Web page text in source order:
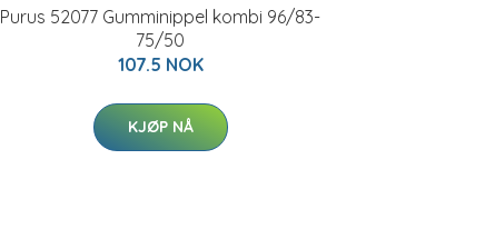
Purus 52077 Gumminippel kombi 96/83-
75/50
107.5 NOK
KJØP NÅ